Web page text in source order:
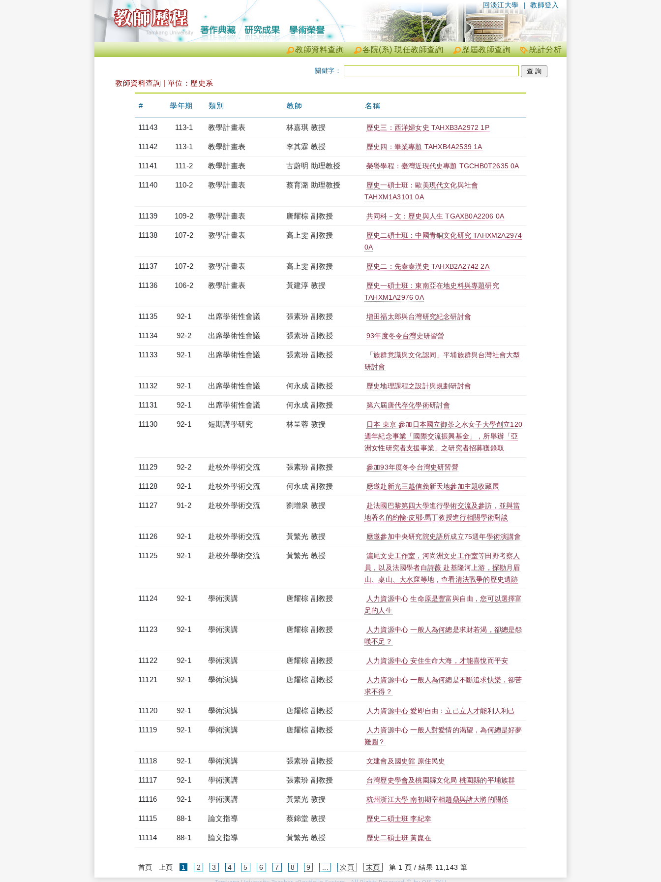
| 教師登入
回淡江大學
統計分析
歷屆教師查詢
各院(系) 現任教師查詢
教師資料查詢
關鍵字：
教師資料查詢 | 單位：歷史系
# 學年期 類別 教師 名稱
11143 113-1 教學計畫表 林嘉琪 教授 歷史三：西洋婦女史 TAHXB3A2972 1P
11142 113-1 教學計畫表 李其霖 教授 歷史四：畢業專題 TAHXB4A2539 1A
11141 111-2 教學計畫表 古蔚明 助理教授 榮譽學程：臺灣近現代史專題 TGCHB0T2635 0A
11140 110-2 教學計畫表 蔡育潞 助理教授
歷史一碩士班：歐美現代文化與社會
TAHXM1A3101 0A
11139 109-2 教學計畫表 唐耀棕 副教授 共同科－文：歷史與人生 TGAXB0A2206 0A
11138 107-2 教學計畫表 高上雯 副教授
歷史二碩士班：中國青銅文化研究 TAHXM2A2974
0A
11137 107-2 教學計畫表 高上雯 副教授 歷史二：先秦秦漢史 TAHXB2A2742 2A
11136 106-2 教學計畫表 黃建淳 教授
歷史一碩士班：東南亞在地史料與專題研究
TAHXM1A2976 0A
11135 92-1 出席學術性會議 張素玢 副教授 增田福太郎與台灣研究紀念研討會
11134 92-2 出席學術性會議 張素玢 副教授 93年度冬令台灣史研習營
11133 92-1 出席學術性會議 張素玢 副教授
「族群意識與文化認同」平埔族群與台灣社會大型
研討會
11132 92-1 出席學術性會議 何永成 副教授 歷史地理課程之設計與規劃研討會
11131 92-1 出席學術性會議 何永成 副教授 第六屆唐代存化學術研討會
11130 92-1 短期講學研究 林呈蓉 教授
日本 東京 參加日本國立御茶之水女子大學創立120
週年紀念事業「國際交流振興基金」，所舉辦「亞
洲女性研究者支援事業」之研究者招募獲錄取
11129 92-2 赴校外學術交流 張素玢 副教授 參加93年度冬令台灣史研習營
11128 92-1 赴校外學術交流 何永成 副教授 應邀赴新光三越信義新天地參加主題收藏展
11127 91-2 赴校外學術交流 劉增泉 教授
赴法國巴黎第四大學進行學術交流及參訪，並與當
地著名的約輸‧皮耶‧馬丁教授進行相關學術對談
11126 92-1 赴校外學術交流 黃繁光 教授 應邀參加中央研究院史語所成立75週年學術演講會
11125 92-1 赴校外學術交流 黃繁光 教授
滬尾文史工作室，河尚洲文史工作室等田野考察人
員，以及法國學者白詩薇 赴基隆河上游，探勘月眉
山、桌山、大水窟等地，查看清法戰爭的歷史遺跡
11124 92-1 學術演講 唐耀棕 副教授
人力資源中心 生命原是豐富與自由，您可以選擇富
足的人生
11123 92-1 學術演講 唐耀棕 副教授
人力資源中心 一般人為何總是求財若渴，卻總是怨
嘆不足？
11122 92-1 學術演講 唐耀棕 副教授 人力資源中心 安住生命大海，才能喜悅而平安
11121 92-1 學術演講 唐耀棕 副教授
人力資源中心 一般人為何總是不斷追求快樂，卻苦
求不得？
11120 92-1 學術演講 唐耀棕 副教授 人力資源中心 愛即自由：立己立人才能利人利己
11119 92-1 學術演講 唐耀棕 副教授
人力資源中心 一般人對愛情的渴望，為何總是好夢
難圓？
11118 92-1 學術演講 張素玢 副教授 文建會及國史館 原住民史
11117 92-1 學術演講 張素玢 副教授 台灣歷史學會及桃園縣文化局 桃園縣的平埔族群
11116 92-1 學術演講 黃繁光 教授 杭州浙江大學 南初期宰相趙鼎與諸大將的關係
11115 88-1 論文指導 蔡錦堂 教授 歷史二碩士班 李紀幸
11114 88-1 論文指導 黃繁光 教授 歷史二碩士班 黃崑在
首頁 上頁 1 (current)
2 3 4 5 6 7 8 9 次頁 末頁 第 1 頁 / 結果 11,143 筆